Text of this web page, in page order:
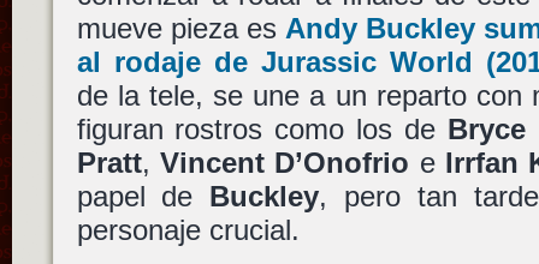
mueve pieza es Andy Buckley
al rodaje de Jurassic World
de la tele, se une a un reparto con
figuran rostros como los de Bryce
Pratt, Vincent D’Onofrio e Irrfan
papel de Buckley, pero tan
personaje crucial.